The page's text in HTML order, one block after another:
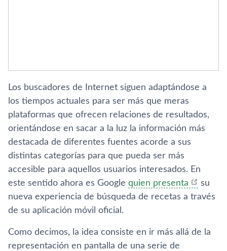
Los buscadores de Internet siguen adaptándose a
los tiempos actuales para ser más que meras
plataformas que ofrecen relaciones de resultados,
orientándose en sacar a la luz la información más
destacada de diferentes fuentes acorde a sus
distintas categorí­as para que pueda ser más
accesible para aquellos usuarios interesados. En
este sentido ahora es Google quien presenta
su
nueva experiencia de búsqueda de recetas a través
de su aplicación móvil oficial.
Como decimos, la idea consiste en ir más allá de la
representación en pantalla de una serie de